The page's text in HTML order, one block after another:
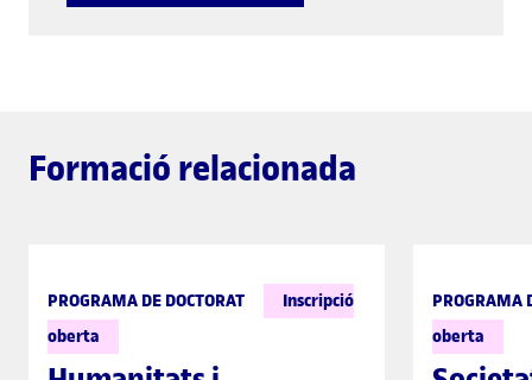
Formació relacionada
PROGRAMA DE DOCTORAT
Inscripció
oberta
PROGRAMA
oberta